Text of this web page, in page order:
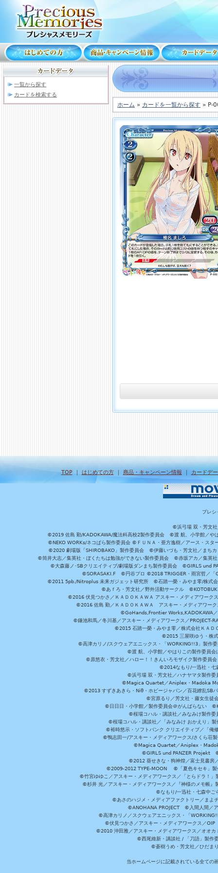
一覧から探す
カードを検索する
ホーム » カードを一覧から探す » P-
TOP｜ はじめての方｜ 商品・キャンペーン情報 ｜ カードデ
プレシ
©浜弓場 双・芳文社
©2019 佐島 勤/KADOKAWA/魔法科高校2製作委員会 ©渡 航、小学館／や
©NEKO WORKs/ネコぱら製作委員会 ©ＦＵＮＡ・亜方逸樹／アース・ス
©2020 劇場版「SHIROBAKO」製作委員会 ©伊藤いづも・芳文社／まち
©筒井大志／集英社・ぼくたちは勉強ができない製作委員会 ©赤坂アカ／集英
©大森藤ノ･SBクリエイティブ/劇場版ダンまち製作委員会 ©GIRLS und
©SORASAKI.F ©円谷プロ ©2018 TRIGGER・雨宮哲／
©2011 5pb./Nitroplus 未来ガジェット研究所 ©石踏一榮・みやま零/株式
©あｆろ・芳文社／野外活動サークル
©2016 伏見つかさ／ＫＡＤＯＫＡＷＡ アスキー・メディアワー
©2016 佐島 勤／ＫＡＤＯＫＡＷＡ アスキー・メディアワ
©GoHands,Frontier Works,KADOKAWA
©鎌池和馬／冬川基／アスキー・メディアワークス／
©2015 石踏一榮・みやま零／株式会社ＫＡＤ
©2015 三屋咲ゆう・株
©高津カリノ/スクウェアエニックス・「WORKING!!3」製作
©渡 航、小学館／やはりこの製作委員
©原悠衣・芳文社／ハロー！！きんいろモザイク製作委員
©2014なもり/一迅社・
©浜弓場 双・芳文社／ハナヤマタ製作
©Magica Quartet／Aniplex・Madoka
©2013 すずきあきら・Niθ・ホビージャパン／百花繚乱
©宮原るり／芳文社・藤女生徒
©日日日・小学館／製作委員会＠がんばらない
©桜場コハル・講談社／みなみけ製作
©桜場コハル・講談社／「みなみけ おかえり」
©裕時悠示・ソフトバンク クリエイティブ／「
©鴨志田一/アスキー・メディアワークス/さく
©Magica Quartet／Aniplex・
©GIRLS und PANZER Projekt ©
©2012 葵せきな・狗神煌／富士見書
©2009-2012 TYPE-MOON ©「夏色キセキ」製
©竹宮ゆゆこ／アスキー・メディアワークス／「とらドラ！
©杉井 光／アスキー・メディアワークス／『神様のメモ帳
©なもり/一迅社・七森中
©あさのハジメ・メディアファクトリー／ま
©ANOHANA PROJECT ©入間人間／ア
©高津カリノ／スクウェアエニックス・「
©伏見つかさ／アスキー・メディアワークス／
©2010 沖田雅／アスキー・メディアワークス／オオ
©西尾維新・講談社 / 「刀語」製作
©蒼樹うめ・芳文社／ひだま
当ホームページに記載されている全ての